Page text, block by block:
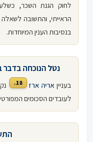
לחוק הגנת השכר,
הראייתי, והתשובה
בנסיבות הענין המיוחדות.
נטל הנוכחה בדבר
בעניין אריה ארז 18.
לעובדים הסכומים